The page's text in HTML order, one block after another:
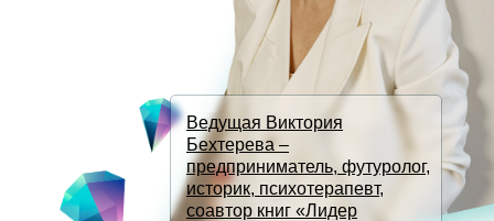
Ведущая Виктория
Бехтерева –
предприниматель, футуролог,
историк, психотерапевт,
соавтор книг «Лидер